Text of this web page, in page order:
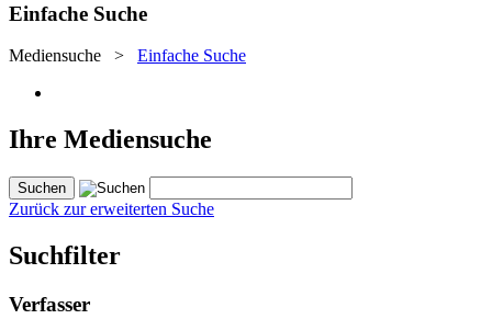
Einfache Suche
Mediensuche > Einfache Suche
Ihre Mediensuche
Zurück zur erweiterten Suche
Suchfilter
Verfasser